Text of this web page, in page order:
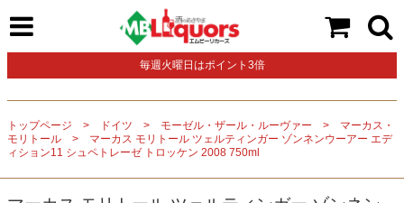
毎週火曜日はポイント3倍
トップページ ドイツ モーゼル・ザール・ルーヴァー
マーカス・
モリトール
マーカス モリトール ツェルティンガー ゾンネンウーアー エデ
ィション11 シュペトレーゼ トロッケン 2008 750ml